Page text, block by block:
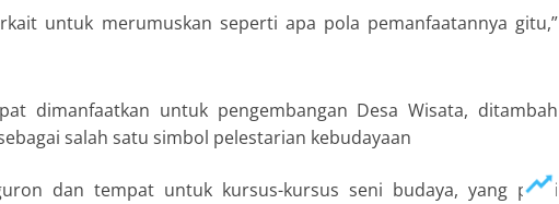
untuk merumuskan seperti apa pola pemanfaatannya gitu,”
dimanfaatkan untuk pengembangan Desa Wisata, ditambah
salah satu simbol pelestarian kebudayaan
dan tempat untuk kursus-kursus seni budaya, yang pasti